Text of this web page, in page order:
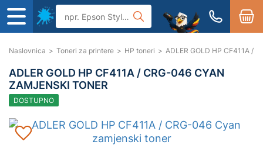
Naslovnica > Toneri za printere > HP toneri > ADLER GOLD HP CF411A /
ADLER GOLD HP CF411A / CRG-046 CYAN
ZAMJENSKI TONER
DOSTUPNO